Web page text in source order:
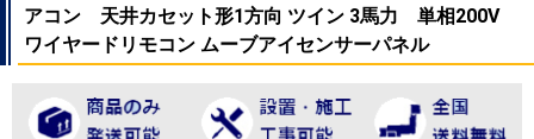
アコン 天井カセット形1方向 ツイン 3馬力 単相200V
ワイヤードリモコン ムーブアイセンサーパネル